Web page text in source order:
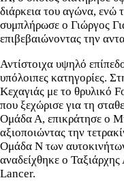
διάρκεια του αγώνα, ενώ
συμπλήρωσε ο Γιώργος
επιβεβαιώνοντας την
Αντίστοιχα υψηλό
υπόλοιπες κατηγορίες.
Κεχαγιάς με το θρυλικό
που ξεχώρισε για τη
Ομάδα Α, επικράτησε ο
αξιοποιώντας την
Ομάδα Ν των
αναδείχθηκε ο
Lancer.